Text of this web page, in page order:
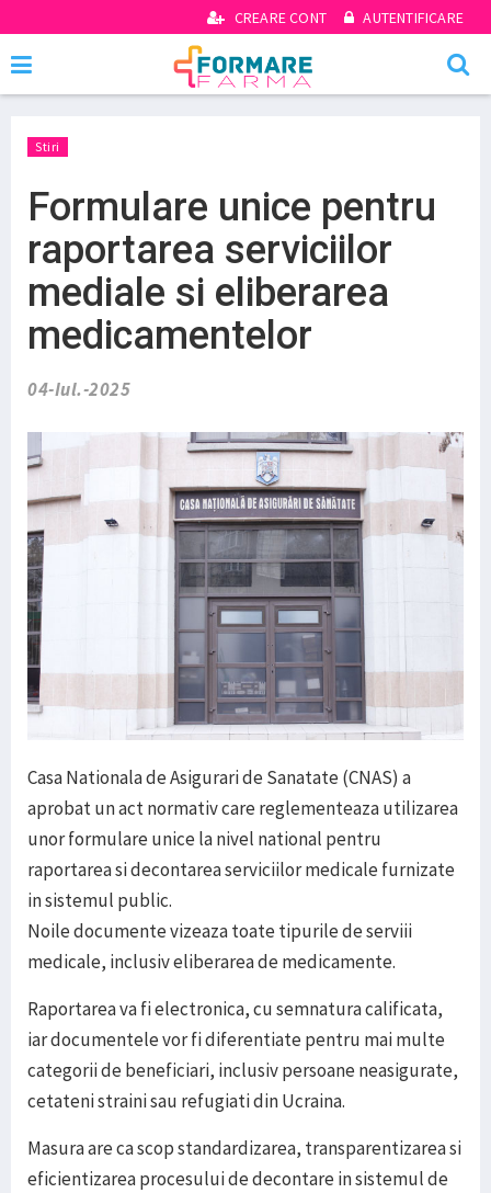
CREARE CONT AUTENTIFICARE
Stiri
Formulare unice pentru
raportarea serviciilor
mediale si eliberarea
medicamentelor
04-Iul.-2025
Casa Nationala de Asigurari de Sanatate (CNAS) a
aprobat un act normativ care reglementeaza utilizarea
unor formulare unice la nivel national pentru
raportarea si decontarea serviciilor medicale furnizate
in sistemul public.
Noile documente vizeaza toate tipurile de serviii
medicale, inclusiv eliberarea de medicamente.
Raportarea va fi electronica, cu semnatura calificata,
iar documentele vor fi diferentiate pentru mai multe
categorii de beneficiari, inclusiv persoane neasigurate,
cetateni straini sau refugiati din Ucraina.
Masura are ca scop standardizarea, transparentizarea si
eficientizarea procesului de decontare in sistemul de